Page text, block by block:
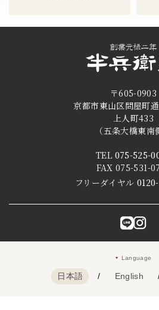
〒605-0903
京都市東山区問屋町
上人町433
（五条大橋東南
TEL 075-525-
FAX 075-531-
フリーダイヤル
Language
日本語 / English